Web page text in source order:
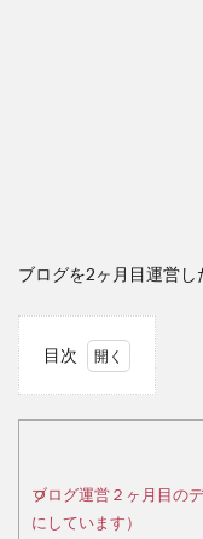
ブログを2ヶ月目運営し
目次
ヶ月
目の
ブログ運営２ヶ月目の
にしています）